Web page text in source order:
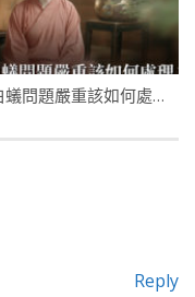
家中白蟻問題嚴重該如何處理？
Reply